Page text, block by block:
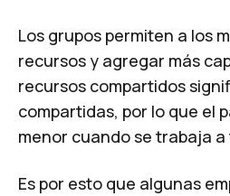
Los grupos permiten a los
recursos y agregar más
recursos compartidos
compartidas, por lo que el
menor cuando se trabaja
Es por esto que algunas